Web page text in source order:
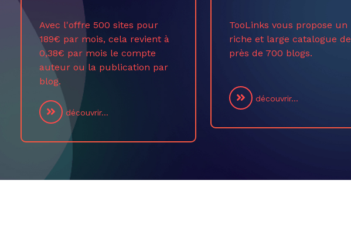
Avec l'offre 500 sites pour
189€ par mois, cela revient à
0,38€ par mois le compte
auteur ou la publication par
blog.
découvrir...
TooLinks vous propose un
riche et large catalogue de
près de 700 blogs.
découvrir...